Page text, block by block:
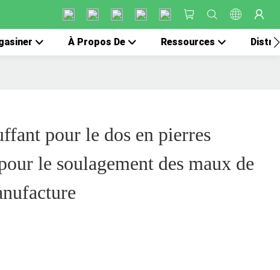
À Propos De Ressources
pour le dos en pierres
le soulagement des maux de